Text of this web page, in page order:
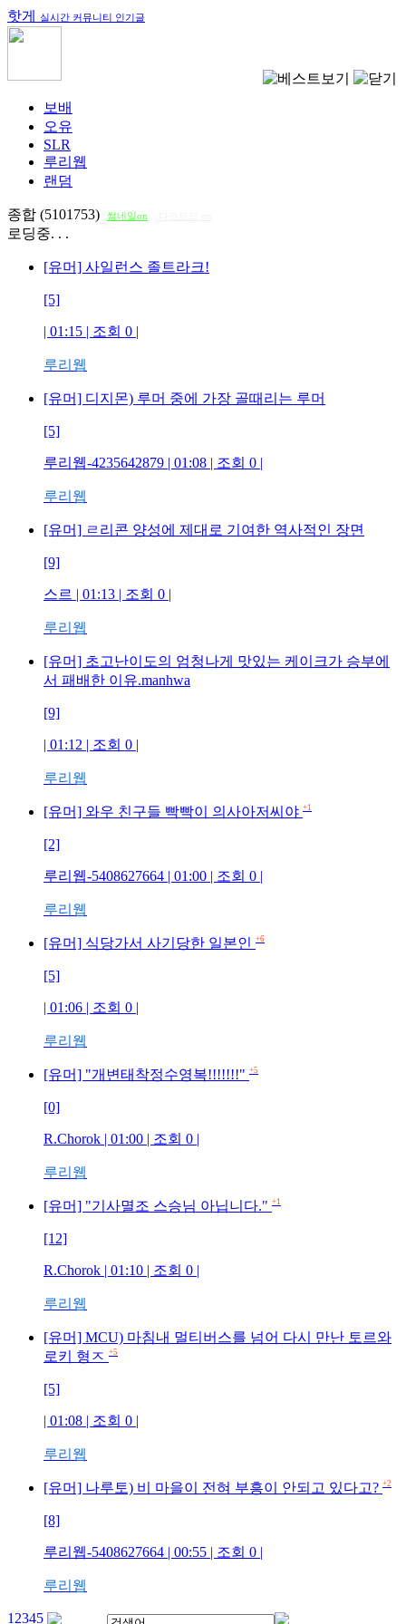
핫게 실시간 커뮤니티 인기글
보배
오유
SLR
루리웹
랜덤
종합 (5101753) 썸네일on
로딩중. . .
[유머] 사일런스 졸트라크!
[5]
| 01:15 | 조회 0 |
루리웹
[유머] 디지몬) 루머 중에 가장 골때리는 루머
[5]
루리웹-4235642879 | 01:08 | 조회 0 |
루리웹
[유머] ㄹ리콘 양성에 제대로 기여한 역사적인 장면
[9]
스르 | 01:13 | 조회 0 |
루리웹
[유머] 초고난이도의 엄청나게 맛있는 케이크가 승부에
서 패배한 이유.manhwa
[9]
| 01:12 | 조회 0 |
루리웹
[유머] 와우 친구들 빡빡이 의사아저씨야 +1
[2]
루리웹-5408627664 | 01:00 | 조회 0 |
루리웹
[유머] 식당가서 사기당한 일본인 +6
[5]
| 01:06 | 조회 0 |
루리웹
[유머] "개변태착정수영복!!!!!!!" +5
[0]
R.Chorok | 01:00 | 조회 0 |
루리웹
[유머] "기사멸조 스승님 아닙니다." +1
[12]
R.Chorok | 01:10 | 조회 0 |
루리웹
[유머] MCU) 마침내 멀티버스를 넘어 다시 만난 토르와
로키 형ㅈ +5
[5]
| 01:08 | 조회 0 |
루리웹
[유머] 나루토) 비 마을이 전혀 부흥이 안되고 있다고? +2
[8]
루리웹-5408627664 | 00:55 | 조회 0 |
루리웹
1 2345